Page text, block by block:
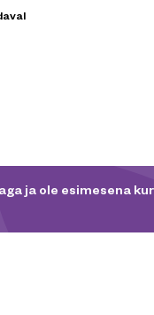
ja ole esimesena